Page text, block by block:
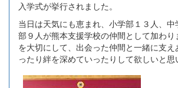
入学式が挙行されました。
当日は天気にも恵まれ、小学部１３人、
部９人が熊本支援学校の仲間として加わり
を大切にして、出会った仲間と一緒に支
ったり絆を深めていったりして欲しいと思